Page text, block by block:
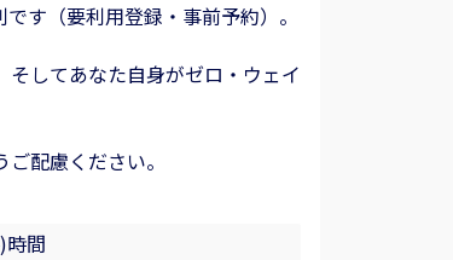
す（要利用登録・事前予約）。
してあなた自身がゼロ・ウェイ
配慮ください。
時間